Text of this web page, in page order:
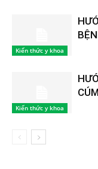
Kiến thức y khoa
Kiến thức y khoa